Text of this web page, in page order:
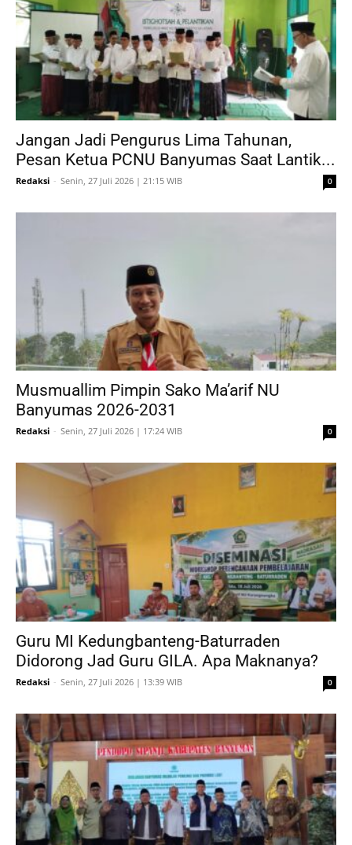
Jangan Jadi Pengurus Lima Tahunan,
Pesan Ketua PCNU Banyumas Saat Lantik...
Redaksi - Senin, 27 Juli 2026 | 21:15 WIB 0
Musmuallim Pimpin Sako Ma’arif NU
Banyumas 2026-2031
Redaksi - Senin, 27 Juli 2026 | 17:24 WIB 0
Guru MI Kedungbanteng-Baturraden
Didorong Jad Guru GILA. Apa Maknanya?
Redaksi - Senin, 27 Juli 2026 | 13:39 WIB 0